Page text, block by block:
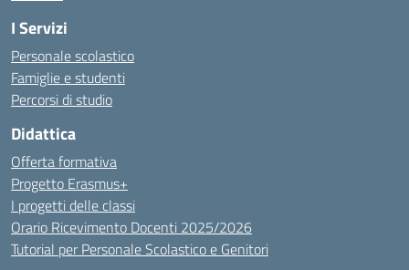
I Servizi
Personale scolastico
Famiglie e studenti
Percorsi di studio
Didattica
Offerta formativa
Progetto Erasmus+
I progetti delle classi
Orario Ricevimento Docenti 2025/2026
Tutorial per Personale Scolastico e Genitori